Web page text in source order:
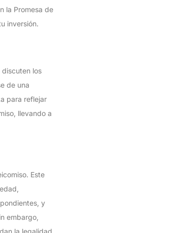
la Promesa de
inversión.
discuten los
de una
para reflejar
llevando a
Este
y
embargo,
la legalidad